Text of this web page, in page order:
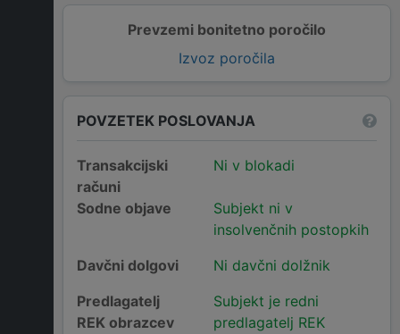
Prevzemi bonitetno poročilo
Izvoz poročila
POVZETEK POSLOVANJA
Transakcijski
računi
Ni v blokadi
Sodne objave
Subjekt ni v
insolvenčnih postopkih
Davčni dolgovi
Ni davčni dolžnik
Predlagatelj
REK obrazcev
Subjekt je redni
predlagatelj REK